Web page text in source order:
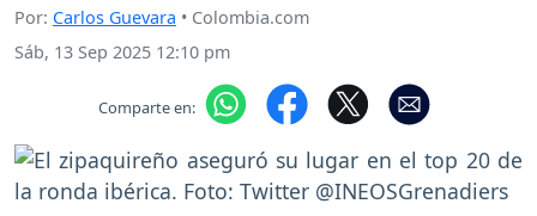
Por: Carlos Guevara • Colombia.com
Sáb, 13 Sep 2025 12:10 pm
Comparte en: